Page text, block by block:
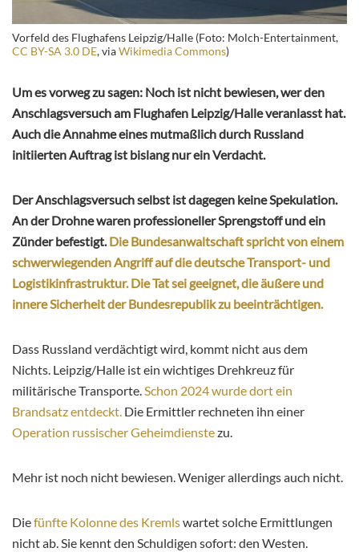
Vorfeld des Flughafens Leipzig/Halle (Foto: Molch-Entertainment,
CC BY-SA 3.0 DE, viaWikimedia Commons)
Um es vorweg zu sagen: Noch ist nicht bewiesen, wer den
Anschlagsversuch am Flughafen Leipzig/Halle veranlasst hat.
Auch die Annahme eines mutmaßlich durch Russland
initiierten Auftrag ist bislang nur ein Verdacht.
Der Anschlagsversuch selbst ist dagegen keine Spekulation.
An der Drohne waren professioneller Sprengstoff und ein
Zünder befestigt.Die Bundesanwaltschaft spricht von einem
schwerwiegenden Angriff auf die deutsche Transport- und
Logistikinfrastruktur. Die Tat sei geeignet, die äußere und
innere Sicherheit der Bundesrepublik zu beeinträchtigen.
Dass Russland verdächtigt wird, kommt nicht aus dem
Nichts. Leipzig/Halle ist ein wichtiges Drehkreuz für
militärische Transporte.Schon 2024 wurde dort ein
Brandsatz entdeckt. Die Ermittler rechneten ihn einer
Operation russischer Geheimdienstezu.
Mehr ist noch nicht bewiesen. Weniger allerdings auch nicht.
Diefünfte Kolonne des Kremlswartet solche Ermittlungen
nicht ab. Sie kennt den Schuldigen sofort: den Westen.